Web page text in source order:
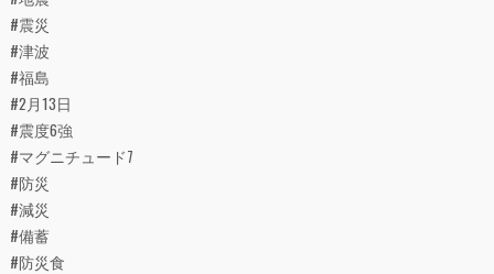
#震災
#津波
#福島
#2月13日
#震度6強
#マグニチュード7
#防災
#減災
#備蓄
#防災食